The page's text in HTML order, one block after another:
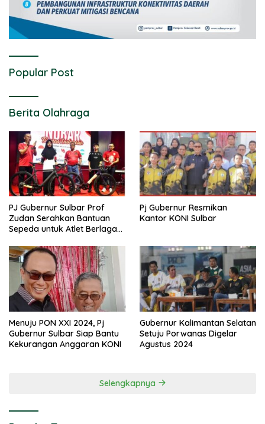
Popular Post
Berita Olahraga
PJ Gubernur Sulbar Prof
Zudan Serahkan Bantuan
Sepeda untuk Atlet Berlaga
Pj Gubernur Resmikan
Kantor KONI Sulbar
Menuju PON XXI 2024, Pj
Gubernur Sulbar Siap Bantu
Kekurangan Anggaran KONI
Gubernur Kalimantan Selatan
Setuju Porwanas Digelar
Agustus 2024
Selengkapnya